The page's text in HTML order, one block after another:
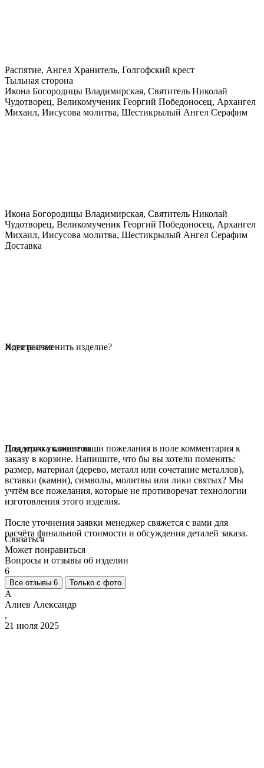
Распятие, Ангел Хранитель, Голгофский крест
Тыльная сторона
Икона Богородицы Владимирская, Святитель Николай
Чудотворец, Великомученик Георгий Победоносец, Архангел
Михаил, Иисусова молитва, Шестикрылый Ангел Серафим
Икона Богородицы Владимирская, Святитель Николай
Чудотворец, Великомученик Георгий Победоносец, Архангел
Михаил, Иисусова молитва, Шестикрылый Ангел Серафим
Доставка
Идет расчет
Хотите изменить изделие?
Для этого укажите ваши пожелания в поле комментария к
заказу в корзине. Напишите, что бы вы хотели поменять:
размер, материал (дерево, металл или сочетание металлов),
вставки (камни), символы, молитвы или лики святых? Мы
учтём все пожелания, которые не противоречат технологии
изготовления этого изделия.
После уточнения заявки менеджер свяжется с вами для
расчёта финальной стоимости и обсуждения деталей заказа.
Поддержка клиентов
Связаться
Может понравиться
Вопросы и отзывы об изделии
6
Все отзывы 6 Только с фото
А
Алиев Александр
,
21 июля 2025